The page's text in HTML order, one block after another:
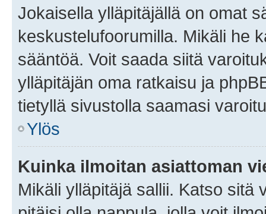
Jokaisella ylläpitäjällä on omat
keskustelufoorumilla. Mikäli he
sääntöä. Voit saada siitä
ylläpitäjän oma ratkaisu ja
tietyllä sivustolla saamasi
Ylös
Kuinka ilmoitan asiattoman
Mikäli ylläpitäjä sallii. Katso sitä